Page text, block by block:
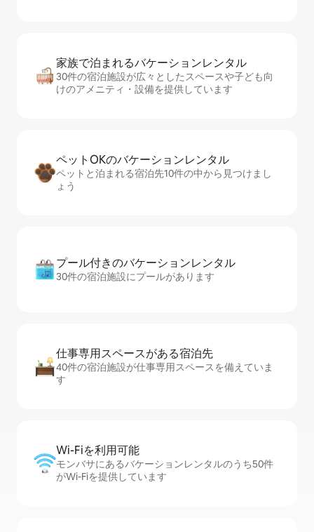
家族で泊まれるバ⁠ケ⁠ー⁠シ⁠ョ⁠ンレ⁠ン⁠タ⁠ル
30件の宿泊施設が広々としたスペースや子ども向
けのアメニティ・設備を提供しています
ペットOKのバ⁠ケ⁠ー⁠シ⁠ョ⁠ンレ⁠ン⁠タ⁠ル
ペットと泊まれる宿泊先10件の中から見つけまし
ょう
プール付きのバ⁠ケ⁠ー⁠シ⁠ョ⁠ンレ⁠ン⁠タ⁠ル
30件の宿泊施設にプールがあります
仕事専用ス⁠ペ⁠ー⁠スがあ⁠る宿⁠泊⁠先
40件の宿泊施設が仕事専用スペースを備えていま
す
Wi-Fiを利⁠用⁠可⁠能
モンバサにあるバケーションレンタルのうち50件
がWi-Fiを提供しています